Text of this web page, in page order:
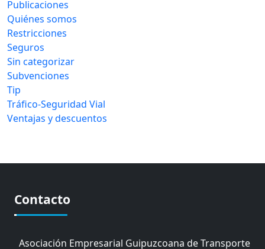
Publicaciones
Quiénes somos
Restricciones
Seguros
Sin categorizar
Subvenciones
Tip
Tráfico-Seguridad Vial
Ventajas y descuentos
Contacto
Asociación Empresarial Guipuzcoana de Transporte